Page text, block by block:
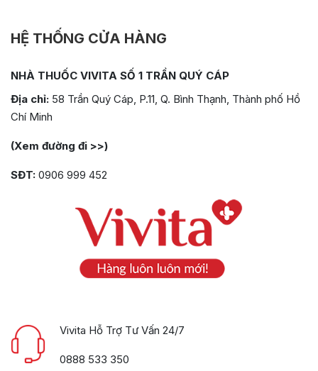
HỆ THỐNG CỬA HÀNG
NHÀ THUỐC VIVITA SỐ 1 TRẦN QUÝ CÁP
Địa chỉ: 58 Trần Quý Cáp, P.11, Q. Bình Thạnh, Thành phố Hồ
Chí Minh
(Xem đường đi >>)
SĐT: 0906 999 452
Vivita Hỗ Trợ Tư Vấn 24/7
0888 533 350